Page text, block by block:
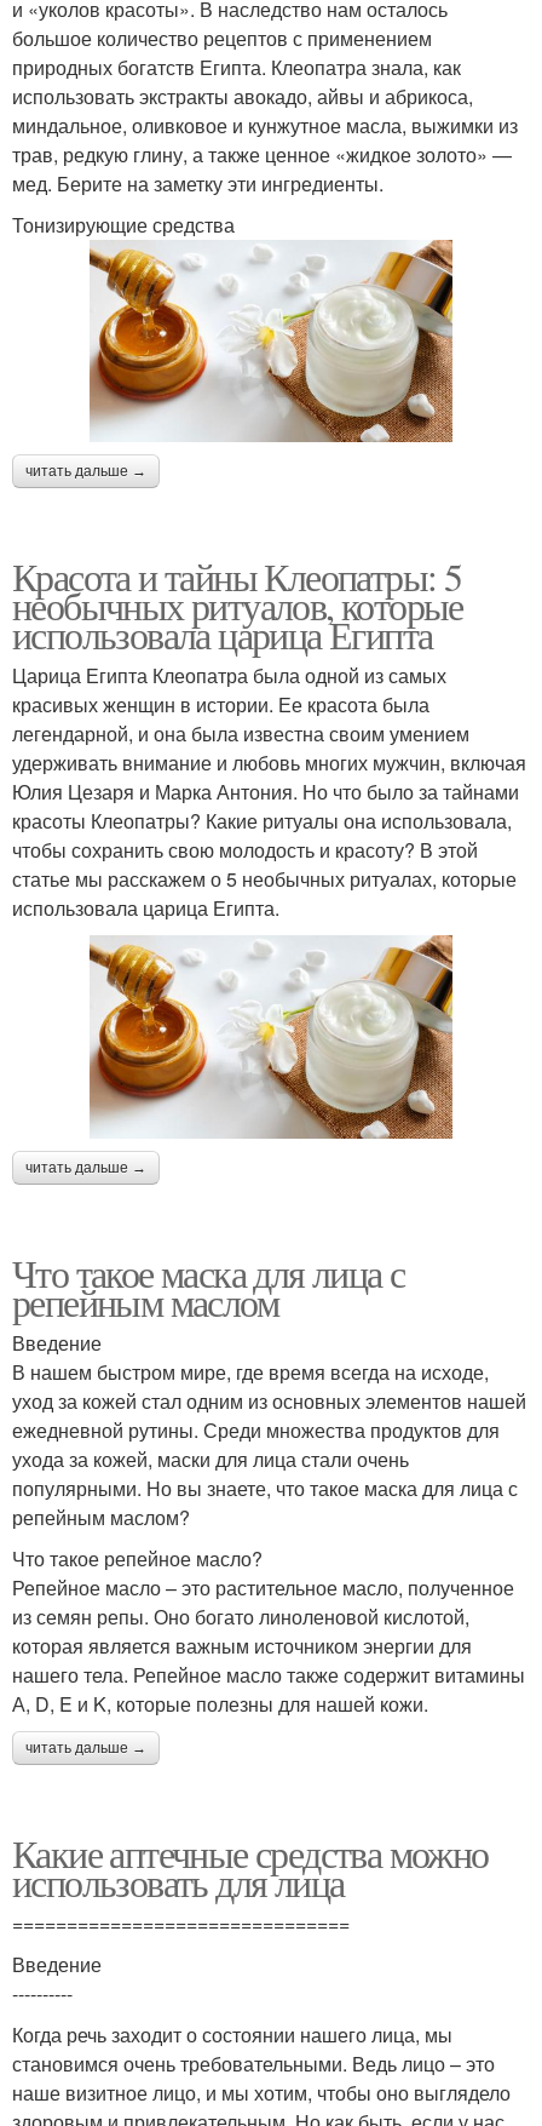
и «уколов красоты». В наследство нам осталось
большое количество рецептов с применением
природных богатств Египта. Клеопатра знала, как
использовать экстракты авокадо, айвы и абрикоса,
миндальное, оливковое и кунжутное масла, выжимки из
трав, редкую глину, а также ценное «жидкое золото» —
мед. Берите на заметку эти ингредиенты.
Тонизирующие средства
читать дальше →
Красота и тайны Клеопатры: 5
необычных ритуалов, которые
использовала царица Египта
Царица Египта Клеопатра была одной из самых
красивых женщин в истории. Ее красота была
легендарной, и она была известна своим умением
удерживать внимание и любовь многих мужчин, включая
Юлия Цезаря и Марка Антония. Но что было за тайнами
красоты Клеопатры? Какие ритуалы она использовала,
чтобы сохранить свою молодость и красоту? В этой
статье мы расскажем о 5 необычных ритуалах, которые
использовала царица Египта.
читать дальше →
Что такое маска для лица с
репейным маслом
Введение
В нашем быстром мире, где время всегда на исходе,
уход за кожей стал одним из основных элементов нашей
ежедневной рутины. Среди множества продуктов для
ухода за кожей, маски для лица стали очень
популярными. Но вы знаете, что такое маска для лица с
репейным маслом?
Что такое репейное масло?
Репейное масло – это растительное масло, полученное
из семян репы. Оно богато линоленовой кислотой,
которая является важным источником энергии для
нашего тела. Репейное масло также содержит витамины
А, D, E и K, которые полезны для нашей кожи.
читать дальше →
Какие аптечные средства можно
использовать для лица
===============================
Введение
----------
Когда речь заходит о состоянии нашего лица, мы
становимся очень требовательными. Ведь лицо – это
наше визитное лицо, и мы хотим, чтобы оно выглядело